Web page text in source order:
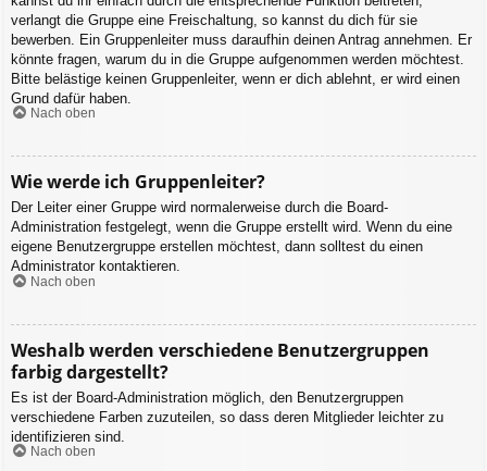
verlangt die Gruppe eine Freischaltung, so kannst du dich für sie
bewerben. Ein Gruppenleiter muss daraufhin deinen Antrag annehmen. Er
könnte fragen, warum du in die Gruppe aufgenommen werden möchtest.
Bitte belästige keinen Gruppenleiter, wenn er dich ablehnt, er wird einen
Grund dafür haben.
Nach oben
Wie werde ich Gruppenleiter?
Der Leiter einer Gruppe wird normalerweise durch die Board-
Administration festgelegt, wenn die Gruppe erstellt wird. Wenn du eine
eigene Benutzergruppe erstellen möchtest, dann solltest du einen
Administrator kontaktieren.
Nach oben
Weshalb werden verschiedene Benutzergruppen
farbig dargestellt?
Es ist der Board-Administration möglich, den Benutzergruppen
verschiedene Farben zuzuteilen, so dass deren Mitglieder leichter zu
identifizieren sind.
Nach oben